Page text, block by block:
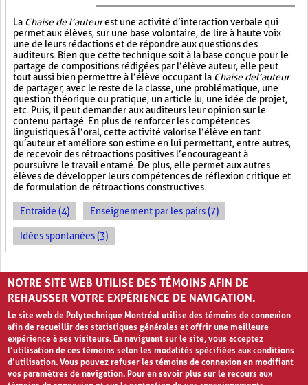
La Chaise de l’auteurest une activité d’interaction verbale qui
permet aux élèves, sur une base volontaire, de lire à haute voix
une de leurs rédactions et de répondre aux questions des
auditeurs. Bien que cette technique soit à la base conçue pour le
partage de compositions rédigées par l’élève auteur, elle peut
tout aussi bien permettre à l’élève occupant la Chaise de l’auteur
de partager, avec le reste de la classe, une problématique, une
question théorique ou pratique, un article lu, une idée de projet,
etc. Puis, il peut demander aux auditeurs leur opinion sur le
contenu partagé. En plus de renforcer les compétences
linguistiques à l’oral, cette activité valorise l’élève en tant
qu’auteur et améliore son estime en lui permettant, entre autres,
de recevoir des rétroactions positives l’encourageant à
poursuivre le travail entamé. De plus, elle permet aux autres
élèves de développer leurs compétences de réflexion critique et
de formulation de rétroactions constructives.
Entraide (4) Enseignement par les pairs (7)
Idées spontanées (3)
PAGES
1 2 › »
NOTRE SITE WEB UTILISE DES TÉMOINS AFIN DE
REHAUSSER VOTRE EXPÉRIENCE DE NAVIGATION.
Le site web de Polytechnique Montréal utilise des témoins de connexion
afin de recueillir des statistiques générales et offrir une meilleure
expérience à ses visiteurs. En naviguant sur le site, vous acceptez
l’utilisation de ces témoins selon les modalités spécifiées aux conditions
d’utilisation. Vous pouvez refuser les témoins de connexion en modifiant
vos paramètres de navigation. Pour en savoir plus sur le recours aux